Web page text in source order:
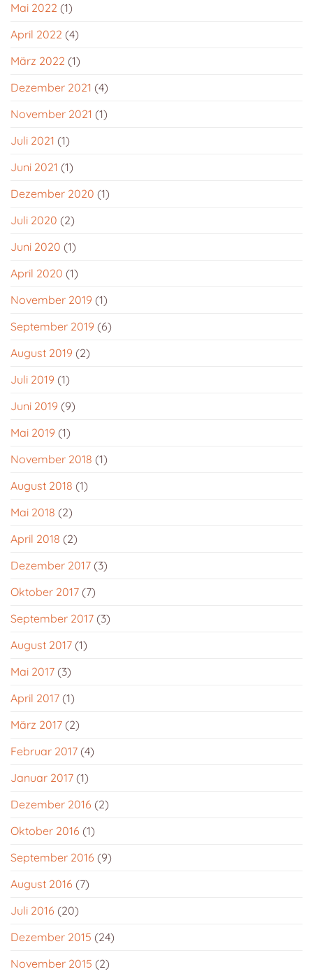
Mai 2022 (1)
April 2022 (4)
März 2022 (1)
Dezember 2021 (4)
November 2021 (1)
Juli 2021 (1)
Juni 2021 (1)
Dezember 2020 (1)
Juli 2020 (2)
Juni 2020 (1)
April 2020 (1)
November 2019 (1)
September 2019 (6)
August 2019 (2)
Juli 2019 (1)
Juni 2019 (9)
Mai 2019 (1)
November 2018 (1)
August 2018 (1)
Mai 2018 (2)
April 2018 (2)
Dezember 2017 (3)
Oktober 2017 (7)
September 2017 (3)
August 2017 (1)
Mai 2017 (3)
April 2017 (1)
März 2017 (2)
Februar 2017 (4)
Januar 2017 (1)
Dezember 2016 (2)
Oktober 2016 (1)
September 2016 (9)
August 2016 (7)
Juli 2016 (20)
Dezember 2015 (24)
November 2015 (2)